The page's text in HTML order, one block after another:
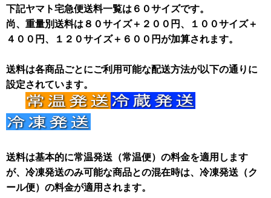
下記ヤマト宅急便送料一覧は６０サイズです。
尚、重量別送料は８０サイズ＋２００円、１００サイズ＋
４００円、１２０サイズ＋６００円が加算されます。
送料は各商品ごとにご利用可能な配送方法が以下の通りに
設定されています。
送料は基本的に常温発送（常温便）の料金を適用します
が、冷凍発送のみ可能な商品との混在時は、冷凍発送（ク
ール便）の料金が適用されます。